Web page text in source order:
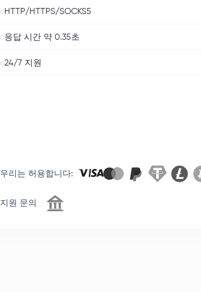
HTTP/HTTPS/SOCKS5
응답 시간 약 0.35초
24/7 지원
우리는 허용합니다:
지원 문의